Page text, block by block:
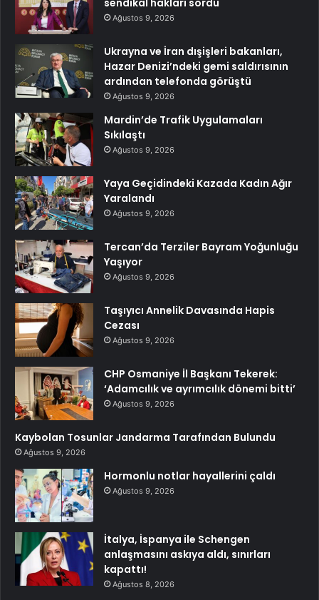
sendikal hakları sordu
Ağustos 9, 2026
Ukrayna ve İran dışişleri bakanları,
Hazar Denizi’ndeki gemi saldırısının
ardından telefonda görüştü
Ağustos 9, 2026
Mardin’de Trafik Uygulamaları
Sıkılaştı
Ağustos 9, 2026
Yaya Geçidindeki Kazada Kadın Ağır
Yaralandı
Ağustos 9, 2026
Tercan’da Terziler Bayram Yoğunluğu
Yaşıyor
Ağustos 9, 2026
Taşıyıcı Annelik Davasında Hapis
Cezası
Ağustos 9, 2026
CHP Osmaniye İl Başkanı Tekerek:
‘Adamcılık ve ayrımcılık dönemi bitti’
Ağustos 9, 2026
Kaybolan Tosunlar Jandarma Tarafından Bulundu
Ağustos 9, 2026
Hormonlu notlar hayallerini çaldı
Ağustos 9, 2026
İtalya, İspanya ile Schengen
anlaşmasını askıya aldı, sınırları
kapattı!
Ağustos 8, 2026